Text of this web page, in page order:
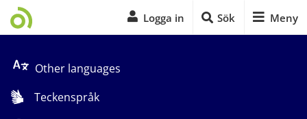
Logga in Sök Meny
Other languages
Teckenspråk